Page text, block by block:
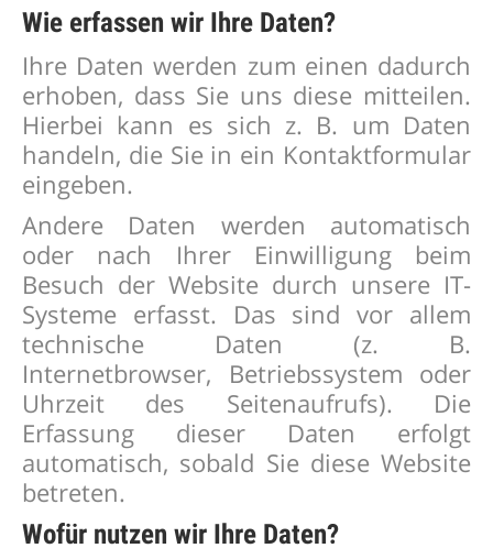
Wie erfassen wir Ihre Daten?
Ihre Daten werden zum einen dadurch
erhoben, dass Sie uns diese mitteilen.
Hierbei kann es sich z. B. um Daten
handeln, die Sie in ein Kontaktformular
eingeben.
Andere Daten werden automatisch
oder nach Ihrer Einwilligung beim
Besuch der Website durch unsere IT-
Systeme erfasst. Das sind vor allem
technische Daten (z. B.
Internetbrowser, Betriebssystem oder
Uhrzeit des Seitenaufrufs). Die
Erfassung dieser Daten erfolgt
automatisch, sobald Sie diese Website
betreten.
Wofür nutzen wir Ihre Daten?